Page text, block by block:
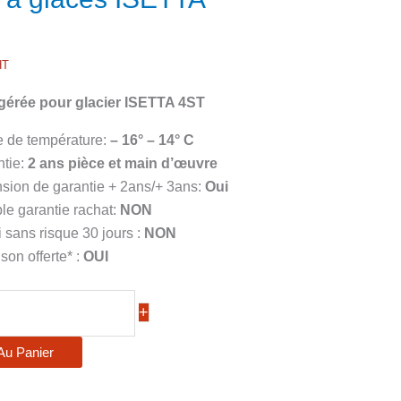
pour glacier ISETTA 4ST
de température:– 16° – 14° C
2 ans pièce et main d’œuvre
de garantie + 2ans/+ 3ans:Oui
garantie rachat: NON
sans risque 30 jours : NON
offerte* :OUI
+
Panier